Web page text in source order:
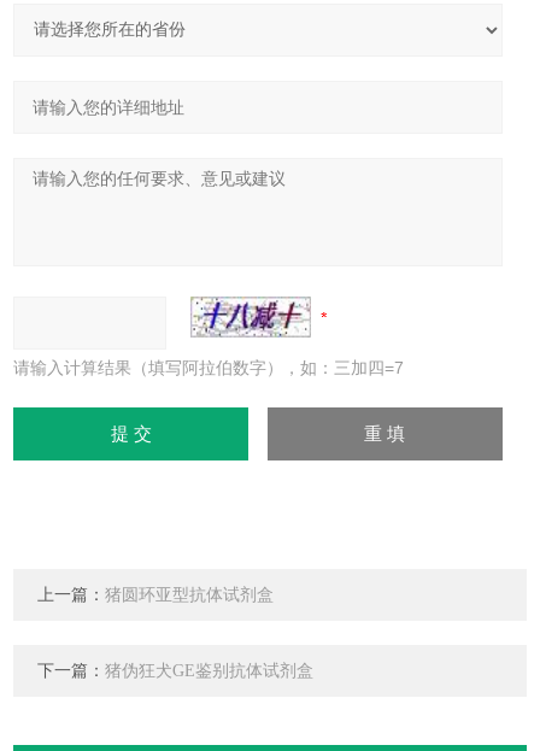
请输入计算结果（填写阿拉伯数字），如：三加四=7
上一篇：猪圆环亚型抗体试剂盒
下一篇：猪伪狂犬GE鉴别抗体试剂盒